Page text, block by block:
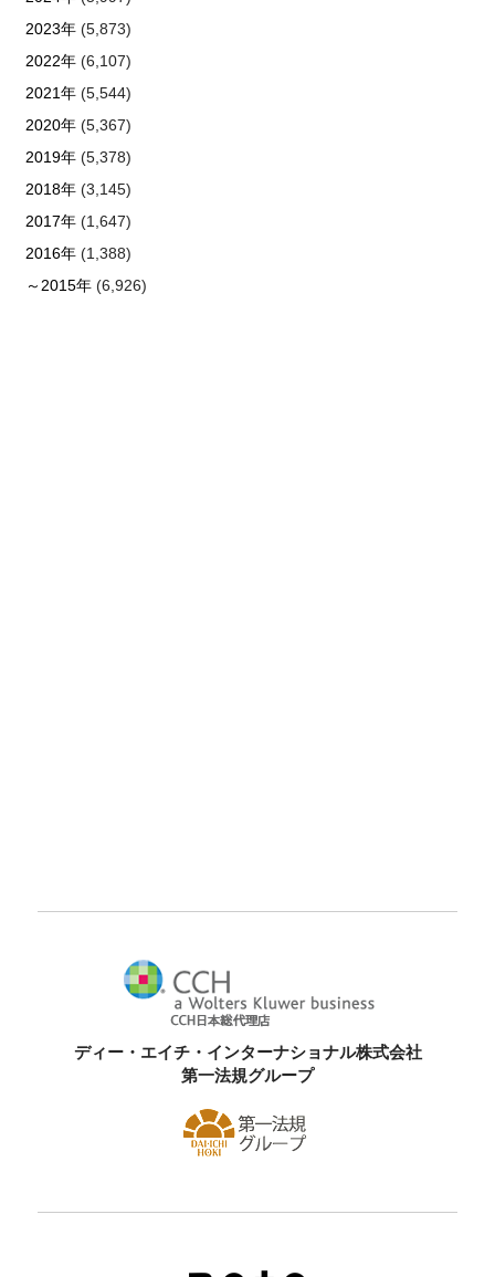
2023年(5,873)
2022年(6,107)
2021年(5,544)
2020年(5,367)
2019年(5,378)
2018年(3,145)
2017年(1,647)
2016年(1,388)
～2015年(6,926)
ディー・エイチ・インターナショナル株式会社
第一法規グループ